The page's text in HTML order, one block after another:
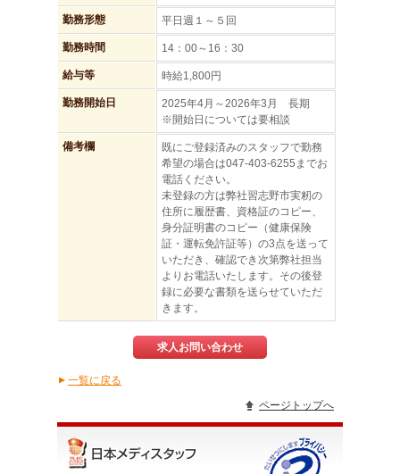
勤務形態 平日週１～５回
勤務時間 14：00～16：30
給与等 時給1,800円
勤務開始日
2025年4月～2026年3月 長期
※開始日については要相談
備考欄
既にご登録済みのスタッフで勤務
希望の場合は047-403-6255までお
電話ください。
未登録の方は弊社習志野市実籾の
住所に履歴書、資格証のコピー、
身分証明書のコピー（健康保険
証・運転免許証等）の3点を送って
いただき、確認でき次第弊社担当
よりお電話いたします。その後登
録に必要な書類を送らせていただ
きます。
求人お問い合わせ
▲一覧に戻る
ページトップへ